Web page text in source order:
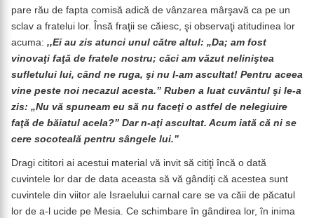
pare rău de fapta comisă adică de vânzarea mârşavă ca pe un
sclav a fratelui lor. Însă fraţii se căiesc, şi observaţi atitudinea lor
acuma: ,,Ei au zis atunci unul către altul: „Da; am fost
vinovaţi faţă de fratele nostru; căci am văzut neliniştea
sufletului lui, când ne ruga, şi nu l-am ascultat! Pentru aceea
vine peste noi necazul acesta.” Ruben a luat cuvântul şi le-a
zis: „Nu vă spuneam eu să nu faceţi o astfel de nelegiuire
faţă de băiatul acela?” Dar n-aţi ascultat. Acum iată că ni se
cere socoteală pentru sângele lui.”
Dragi cititori ai acestui material vă invit să citiţi încă o dată
cuvintele lor dar de data aceasta să vă gândiţi că acestea sunt
cuvintele din viitor ale Israelului carnal care se va căii de păcatul
lor de a-l ucide pe Mesia. Ce schimbare în gândirea lor, în inima